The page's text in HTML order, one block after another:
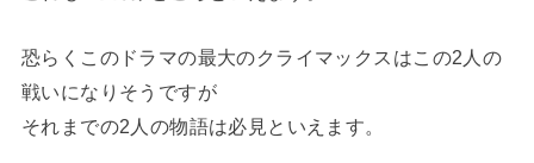
恐らくこのドラマの最大のクライマックスはこの2人の
戦いになりそうですが
それまでの2人の物語は必見といえます。